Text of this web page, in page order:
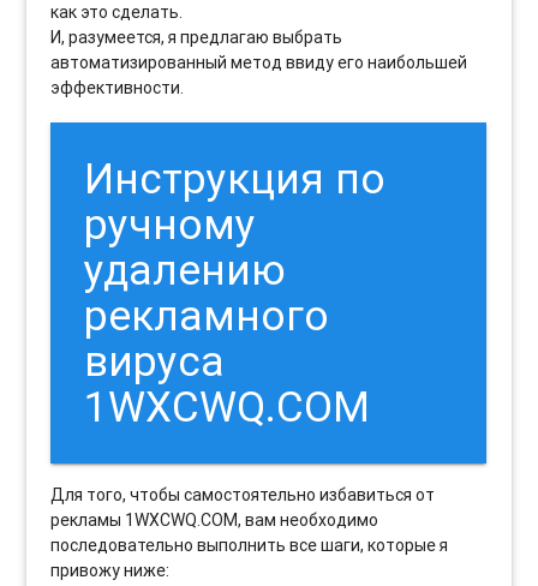
как это сделать.
И, разумеется, я предлагаю выбрать
автоматизированный метод ввиду его наибольшей
эффективности.
Инструкция по
ручному
удалению
рекламного
вируса
1WXCWQ.COM
Для того, чтобы самостоятельно избавиться от
рекламы 1WXCWQ.COM, вам необходимо
последовательно выполнить все шаги, которые я
привожу ниже: